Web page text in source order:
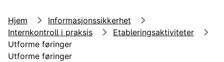
Hjem
Informasjonssikkerhet
Internkontroll i praksis
Etableringsaktiviteter
Utforme føringer
Utforme føringer